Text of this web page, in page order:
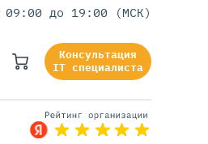
09:00 до 19:00 (МСК)
Консультация
IT специалиста